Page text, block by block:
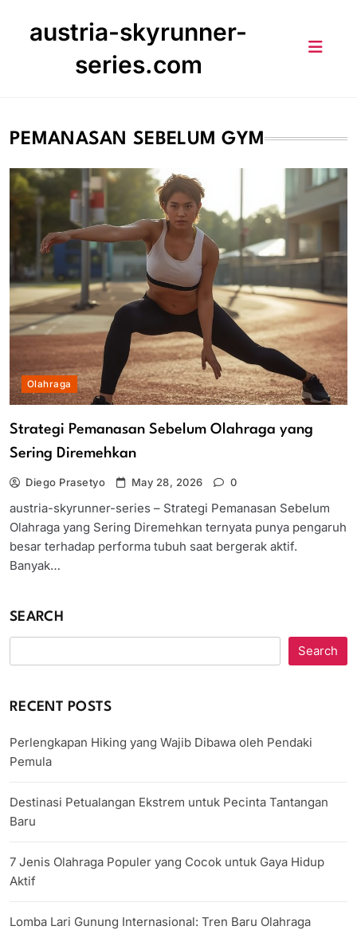
austria-skyrunner-
series.com
PEMANASAN SEBELUM GYM
Olahraga
Strategi Pemanasan Sebelum Olahraga yang
Sering Diremehkan
Diego Prasetyo May 28, 2026 0
austria-skyrunner-series – Strategi Pemanasan Sebelum
Olahraga yang Sering Diremehkan ternyata punya pengaruh
besar terhadap performa tubuh saat bergerak aktif.
Banyak…
SEARCH
Search
RECENT POSTS
Perlengkapan Hiking yang Wajib Dibawa oleh Pendaki
Pemula
Destinasi Petualangan Ekstrem untuk Pecinta Tantangan
Baru
7 Jenis Olahraga Populer yang Cocok untuk Gaya Hidup
Aktif
Lomba Lari Gunung Internasional: Tren Baru Olahraga